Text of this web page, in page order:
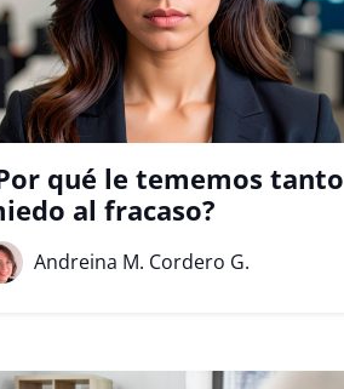
qué le tememos tanto
al fracaso?
Andreina M. Cordero G.